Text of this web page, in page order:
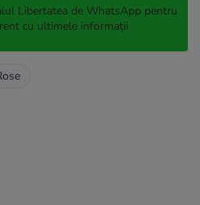
Libertatea de WhatsApp pentru
cu ultimele informații